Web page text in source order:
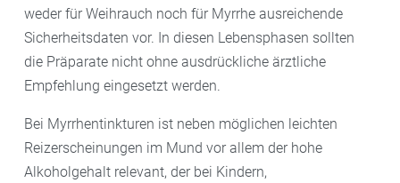
weder für Weihrauch noch für Myrrhe ausreichende
Sicherheitsdaten vor. In diesen Lebensphasen sollten
die Präparate nicht ohne ausdrückliche ärztliche
Empfehlung eingesetzt werden.
Bei Myrrhentinkturen ist neben möglichen leichten
Reizerscheinungen im Mund vor allem der hohe
Alkoholgehalt relevant, der bei Kindern,